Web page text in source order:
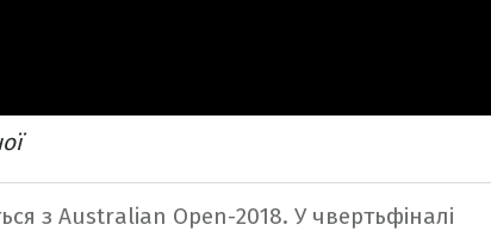
з Australian Open-2018. У чвертьфіналі